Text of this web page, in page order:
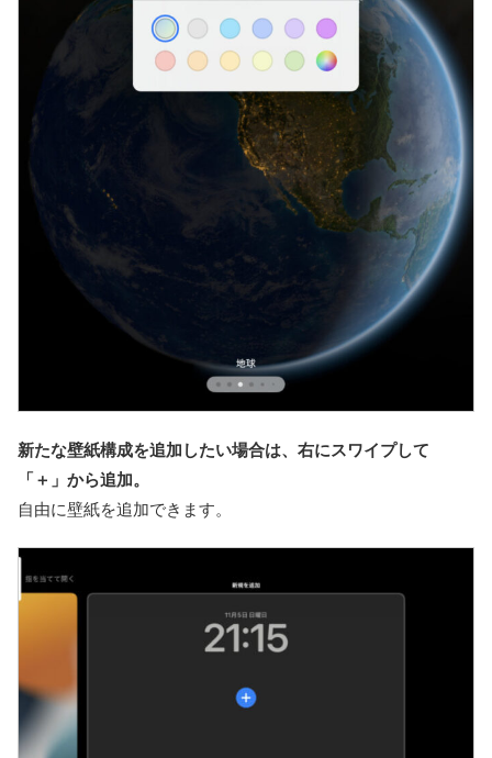
新たな壁紙構成を追加したい場合は、右にスワイプして
「＋」から追加。
自由に壁紙を追加できます。